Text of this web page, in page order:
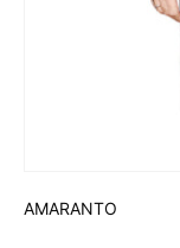
AMARANTO